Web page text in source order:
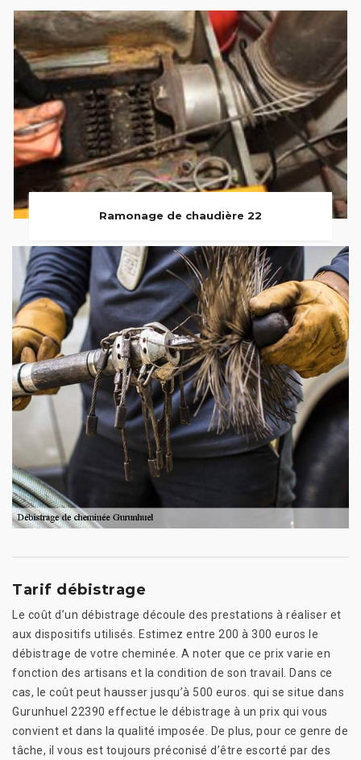
Ramonage de chaudière 22
Tarif débistrage
Le coût d’un débistrage découle des prestations à réaliser et
aux dispositifs utilisés. Estimez entre 200 à 300 euros le
débistrage de votre cheminée. A noter que ce prix varie en
fonction des artisans et la condition de son travail. Dans ce
cas, le coût peut hausser jusqu’à 500 euros. qui se situe dans
Gurunhuel 22390 effectue le débistrage à un prix qui vous
convient et dans la qualité imposée. De plus, pour ce genre de
tâche, il vous est toujours préconisé d’être escorté par des